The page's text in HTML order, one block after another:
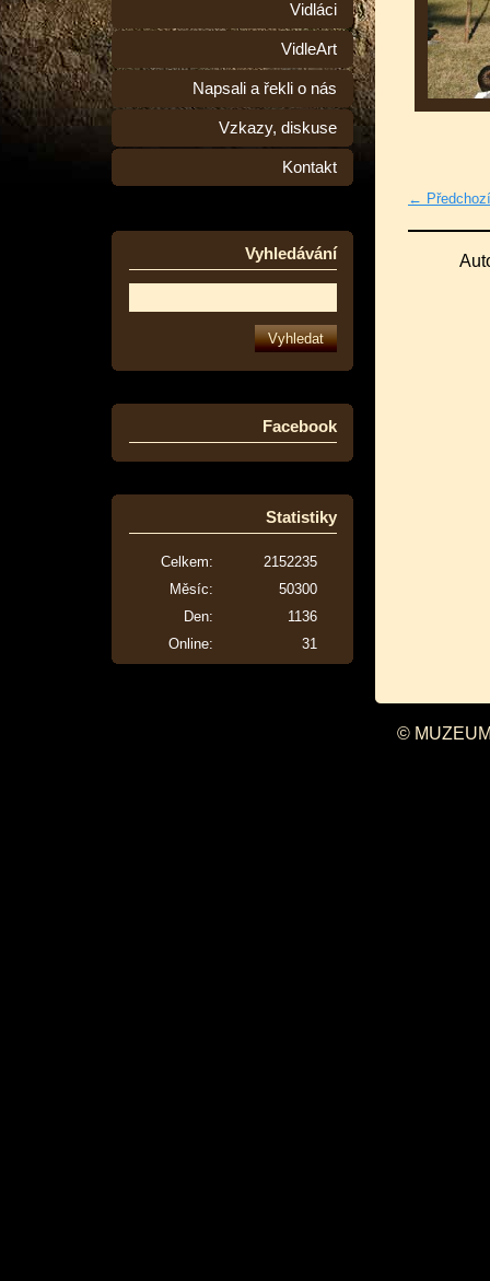
Vidláci
VidleArt
Napsali a řekli o nás
Vzkazy, diskuse
Kontakt
Vyhledávání
Facebook
Statistiky
Online: 31
Celkem:
2152235
Měsíc:
50300
Den:
1136
← Předchozí
©